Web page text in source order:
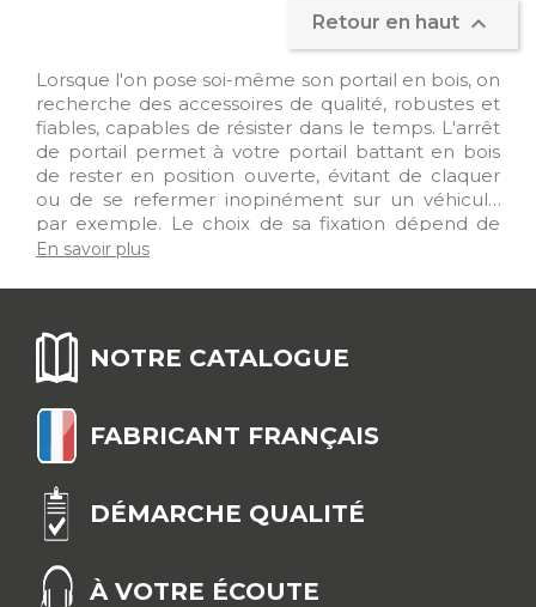
Retour en haut 
Lorsque l'on pose soi-même son portail en bois, on
recherche des accessoires de qualité, robustes et
fiables, capables de résister dans le temps. L'arrêt
de portail permet à votre portail battant en bois
de rester en position ouverte, évitant de claquer
ou de se refermer inopinément sur un véhicule
par exemple. Le choix de sa fixation dépend de
votre configuration. Deux modèles sont proposés
applique sur le mur. Pour un maintient optimal,
votre portail. Pour une pose encore plus simple,
optez pour un arrêt réglable à ajuster à la
dimension exacte du battant. L'arrêt le plus
courant est le système à bascule. Manoeuvrable
au pied, il suffit de régler le contre-poids pour qu'il
remonte seul. Le système automatique se
déverrouille également à l'aide du pied mais la
remontée se fait automatiquement grâce au
ressort dont il est pourvu. Tous nos arrêts sont
En savoir plus
NOTRE CATALOGUE
FABRICANT FRANÇAIS
DÉMARCHE QUALITÉ
À VOTRE ÉCOUTE